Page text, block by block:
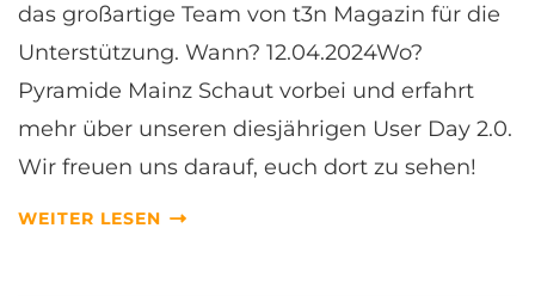
N
I
D
E
T
das großartige Team von t3n Magazin für die
Unterstützung. Wann? 12.04.2024Wo?
Pyramide Mainz Schaut vorbei und erfahrt
mehr über unseren diesjährigen User Day 2.0.
Wir freuen uns darauf, euch dort zu sehen!
WEITER LESEN